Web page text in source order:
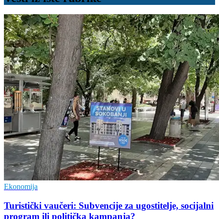
Ekonomija
Turistički vaučeri: Subvencije za ugostitelje, socijalni
program ili politička kampanja?